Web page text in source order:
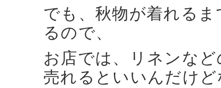
でも、秋物が着れる
るので、
お店では、リネンな
売れるといいんだけ